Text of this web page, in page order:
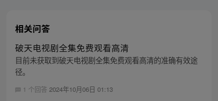
相关问答
破天电视剧全集免费观看高清
目前未获取到破天电视剧全集免费观看高清的准确有效途
径。
1 个回答 2024年10月06日 01:13